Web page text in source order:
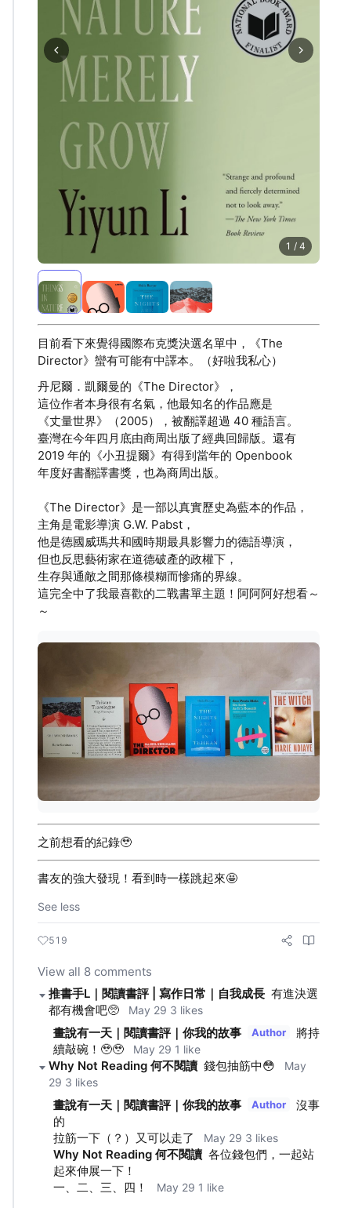
1 / 4
目前看下來覺得國際布克獎決選名單中，《The
Director》蠻有可能有中譯本。（好啦我私心）
丹尼爾．凱爾曼的《The Director》，
這位作者本身很有名氣，他最知名的作品應是
《丈量世界》（2005），被翻譯超過 40 種語言。
臺灣在今年四月底由商周出版了經典回歸版。還有
2019 年的《小丑提爾》有得到當年的 Openbook
年度好書翻譯書獎，也為商周出版。
《The Director》是一部以真實歷史為藍本的作品，
主角是電影導演 G.W. Pabst，
他是德國威瑪共和國時期最具影響力的德語導演，
但也反思藝術家在道德破產的政權下，
生存與通敵之間那條模糊而慘痛的界線。
這完全中了我最喜歡的二戰書單主題！阿阿阿好想看～
～
之前想看的紀錄🥹
書友的強大發現！看到時一樣跳起來🤩
See less
519
View all 8 comments
推書手L｜閱讀書評 | 寫作日常｜自我成長 有進決選
都有機會吧🥺
May 29 3 likes
畫說有一天｜閱讀書評｜你我的故事 Author
將持
續敲碗！🥹🥹
May 29 1 like
Why Not Reading 何不閱讀 錢包抽筋中😳
May
29 3 likes
畫說有一天｜閱讀書評｜你我的故事 Author
沒事
的
拉筋一下（？）又可以走了
May 29 3 likes
Why Not Reading 何不閱讀 各位錢包們，一起站
起來伸展一下！
一、二、三、四！
May 29 1 like